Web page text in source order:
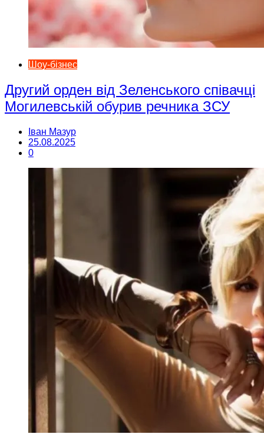
Шоу-бізнес
Другий орден від Зеленського співачці
Могилевській обурив речника ЗСУ
Іван Мазур
25.08.2025
0